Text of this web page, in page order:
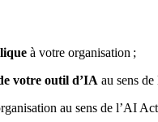
à votre organisation ;
votre outil d’IA au sens
au sens de l’AI